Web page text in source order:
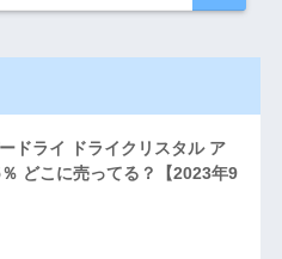
ドライ ドライクリスタル ア
どこに売ってる？【2023年9